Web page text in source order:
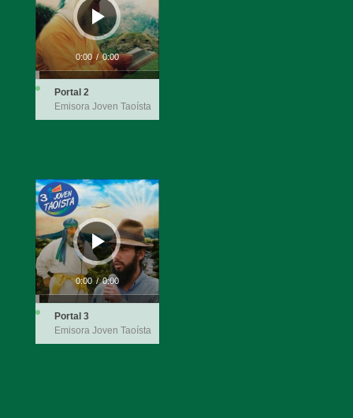
0:00 / 0:00
Portal 2
Emisora Joven Taoísta
Reproductor
de
audio
0:00 / 0:00
Portal 3
Emisora Joven Taoísta